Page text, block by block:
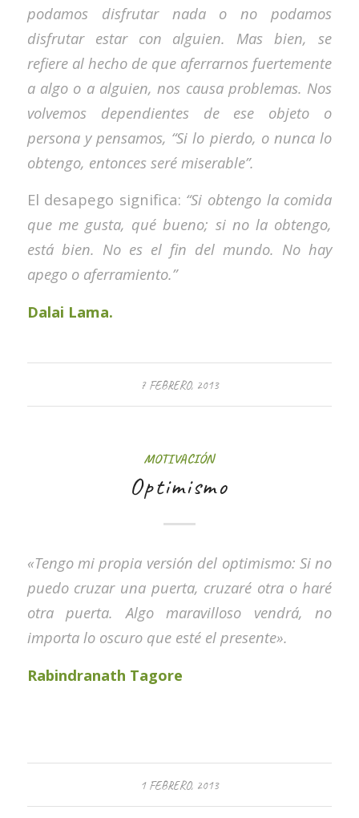
podamos disfrutar nada o no podamos
disfrutar estar con alguien. Mas bien, se
refiere al hecho de que aferrarnos fuertemente
a algo o a alguien, nos causa problemas. Nos
volvemos dependientes de ese objeto o
persona y pensamos, “Si lo pierdo, o nunca lo
obtengo, entonces seré miserable”.
El desapego significa: “Si obtengo la comida
que me gusta, qué bueno; si no la obtengo,
está bien. No es el fin del mundo. No hay
apego o aferramiento.”
Dalai Lama.
7 FEBRERO, 2013
MOTIVACIÓN
Optimismo
«Tengo mi propia versión del optimismo: Si no
puedo cruzar una puerta, cruzaré otra o haré
otra puerta. Algo maravilloso vendrá, no
importa lo oscuro que esté el presente».
Rabindranath Tagore
1 FEBRERO, 2013